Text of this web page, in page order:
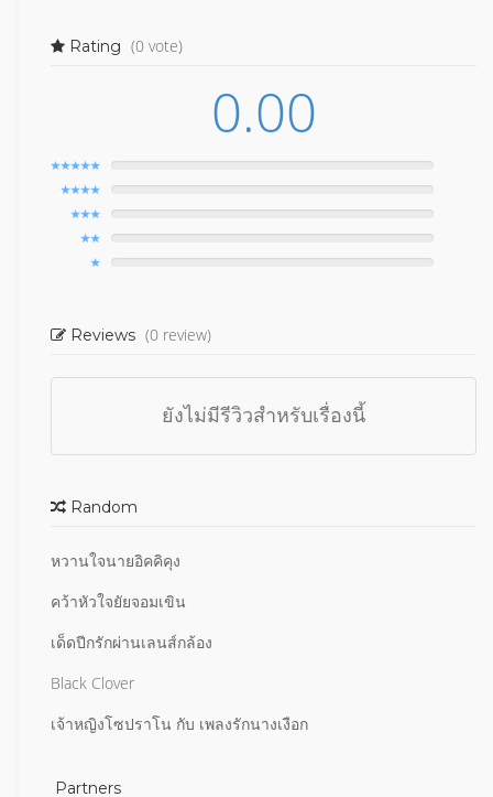
Rating (0 vote)
0.00
Reviews (0 review)
ยังไม่มีรีวิวสำหรับเรื่องนี้
Random
หวานใจนายอิคคิคุง
คว้าหัวใจยัยจอมเขิน
เด็ดปีกรักผ่านเลนส์กล้อง
Black Clover
เจ้าหญิงโซปราโน กับ เพลงรักนางเงือก
Partners